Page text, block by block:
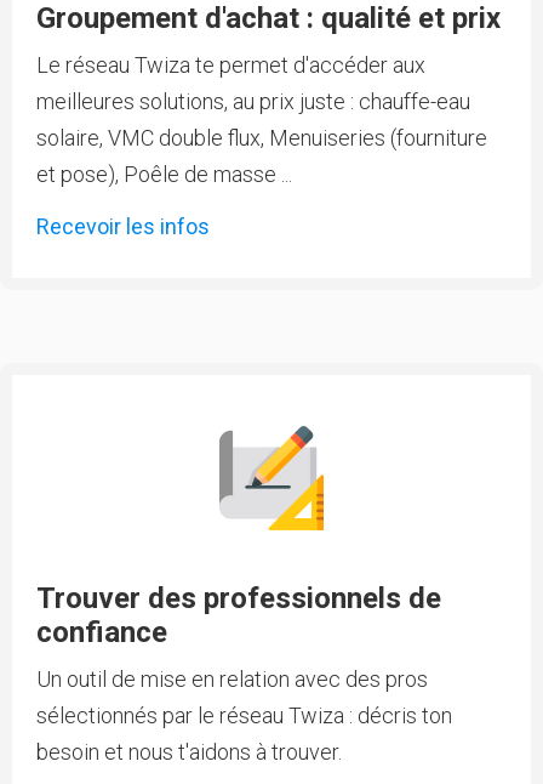
Groupement d'achat : qualité et prix
Le réseau Twiza te permet d'accéder aux
meilleures solutions, au prix juste : chauffe-eau
solaire, VMC double flux, Menuiseries (fourniture
et pose), Poêle de masse ...
Recevoir les infos
Trouver des professionnels de
confiance
Un outil de mise en relation avec des pros
sélectionnés par le réseau Twiza : décris ton
besoin et nous t'aidons à trouver.